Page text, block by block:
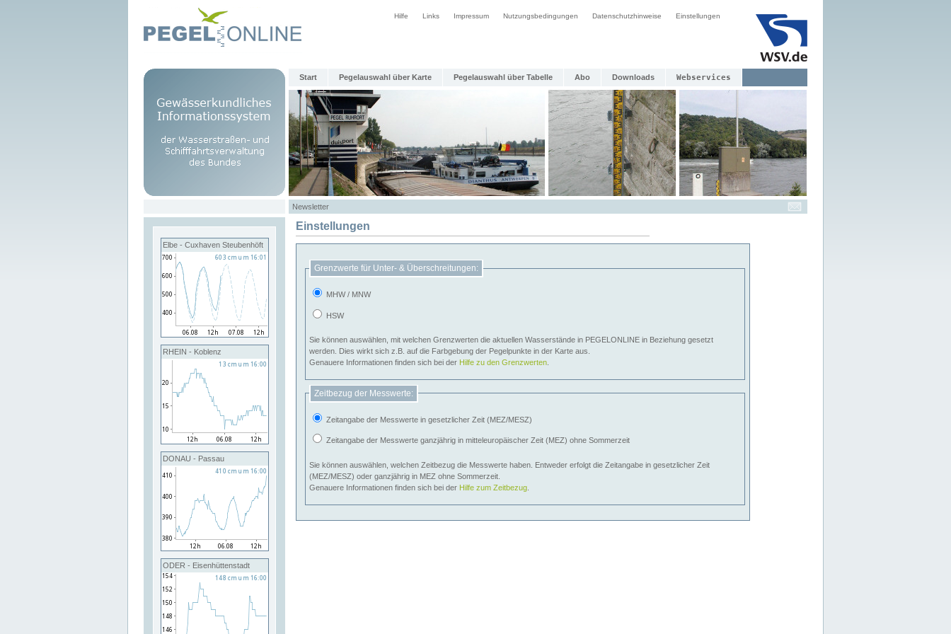
Hilfe Links Impressum Nutzungsbedingungen Datenschutzhinweise Einstellungen
Start Pegelauswahl über Karte Pegelauswahl über Tabelle Abo Downloads Webservices
Newsletter
Elbe - Cuxhaven Steubenhöft
RHEIN - Koblenz
DONAU - Passau
ODER - Eisenhüttenstadt
Einstellungen
Grenzwerte für Unter- & Überschreitungen:
MHW / MNW
HSW
Sie können auswählen, mit welchen Grenzwerten die aktuellen Wasserstände in PEGELONLINE in Beziehung gesetzt
werden. Dies wirkt sich z.B. auf die Farbgebung der Pegelpunkte in der Karte aus.
Genauere Informationen finden sich bei der Hilfe zu den Grenzwerten
Zeitbezug der Messwerte:
Zeitangabe der Messwerte in gesetzlicher Zeit (MEZ/MESZ)
Zeitangabe der Messwerte ganzjährig in mitteleuropäischer Zeit (MEZ) ohne Sommerzeit
Sie können auswählen, welchen Zeitbezug die Messwerte haben. Entweder erfolgt die Zeitangabe in gesetzlicher Zeit
(MEZ/MESZ) oder ganzjährig in MEZ ohne Sommerzeit.
Genauere Informationen finden sich bei der Hilfe zum Zeitbezug